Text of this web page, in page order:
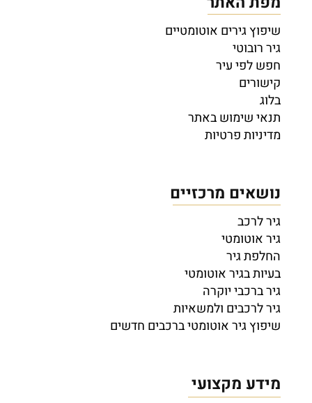
שיפוץ גירים אוטומטיים
גיר רובוטי
חפש לפי עיר
קישורים
בלוג
תנאי שימוש באתר
מדיניות פרטיות
נושאים מרכזיים
גיר לרכב
גיר אוטומטי
החלפת גיר
בעיות בגיר אוטומטי
גיר ברכבי יוקרה
גיר לרכבים ולמשאיות
שיפוץ גיר אוטומטי ברכבים חדשים
מידע מקצועי